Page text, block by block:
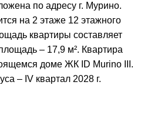
по адресу г. Мурино.
на 2 этаже 12 этажного
квартиры составляет
– 17,9 м². Квартира
доме ЖК ID Murino III.
– IV квартал 2028 г.